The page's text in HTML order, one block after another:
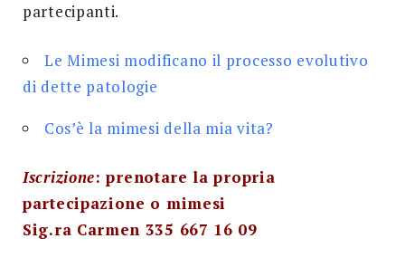
partecipanti.
Le Mimesi modificano il processo evolutivo
di dette patologie
Cos’è la mimesi della mia vita?
Iscrizione: prenotare la propria
partecipazione o mimesi
Sig.ra Carmen 335 667 16 09